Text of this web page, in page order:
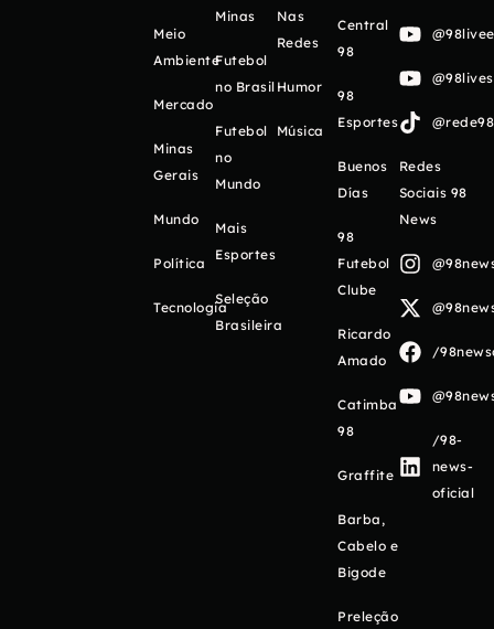
Meio
Ambiente
Mercado
Minas
Gerais
Mundo
Política
Tecnologia
Minas
Futebol
no Brasil
Futebol
no
Mundo
Mais
Esportes
Seleção
Brasileira
Nas
Redes
Humor
Música
Central
98
98
Esportes
Buenos
Días
98
Futebol
Clube
Ricardo
Amado
Catimba
98
Graffite
Barba,
Cabelo e
Bigode
Preleção
Redes
Sociais 98
News
/
/98-
news-
oficial